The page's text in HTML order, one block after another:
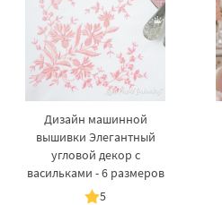
Дизайн машинной
вышивки Элегантный
угловой декор с
васильками - 6 размеров
5